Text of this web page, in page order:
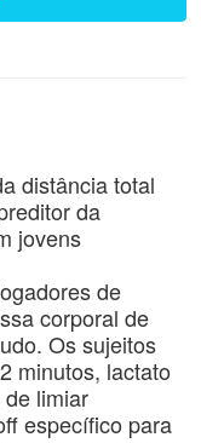
distância total
da
jovens
de
corporal de
Os sujeitos
minutos, lactato
limiar
específico para